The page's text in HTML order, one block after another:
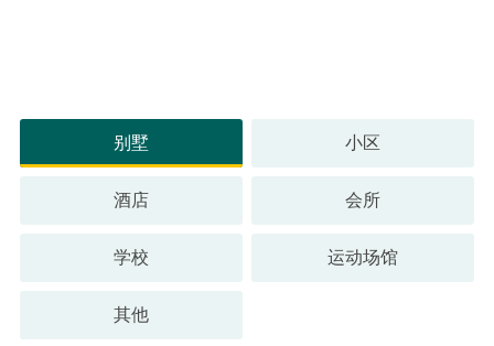
别墅 小区
酒店 会所
学校 运动场馆
其他